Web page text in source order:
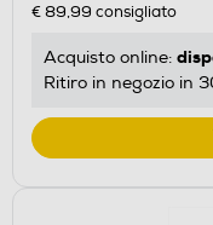
€ 89,99 consigliato
Acquisto online:
Ritiro in negozio in